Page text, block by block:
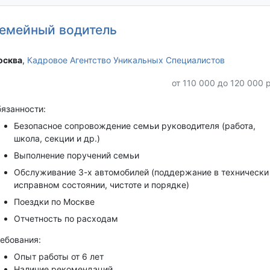
водитель
, Кадровое Агентство Уникальных Специалистов
от 110 000 до 120 000
Безопасное сопровождение семьи руководителя (работа,
школа, секции и др.)
Выполнение поручений семьи
Обслуживание 3-х автомобилей (поддержание в технически
исправном состоянии, чистоте и порядке)
Поездки по Москве
Отчетность по расходам
Опыт работы от 6 лет